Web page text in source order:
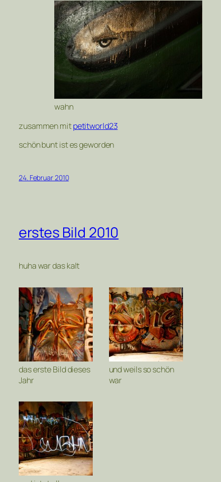
wahn
zusammen mitpetitworld23
schön bunt ist es geworden
24. Februar 2010
erstes Bild 2010
huha war das kalt
das erste Bild dieses
Jahr
und weils so schön
war